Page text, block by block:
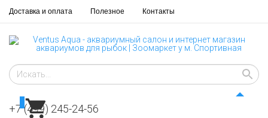
Доставка и оплата Полезное Контакты
+7 (499) 245-24-56